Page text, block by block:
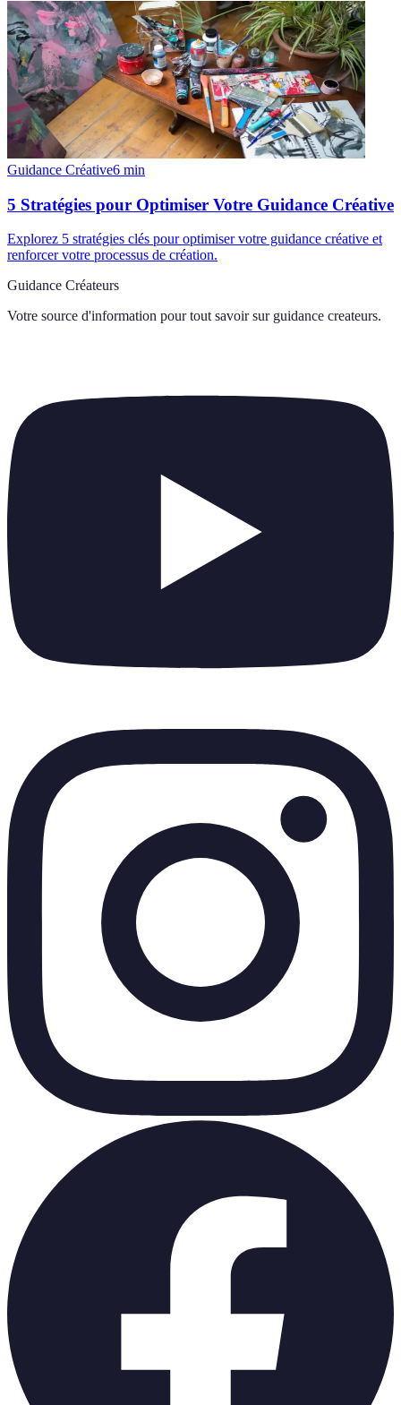
Guidance Créative6 min
5 Stratégies pour Optimiser Votre Guidance Créative
Explorez 5 stratégies clés pour optimiser votre guidance créative et
renforcer votre processus de création.
Guidance Créateurs
Votre source d'information pour tout savoir sur guidance createurs.